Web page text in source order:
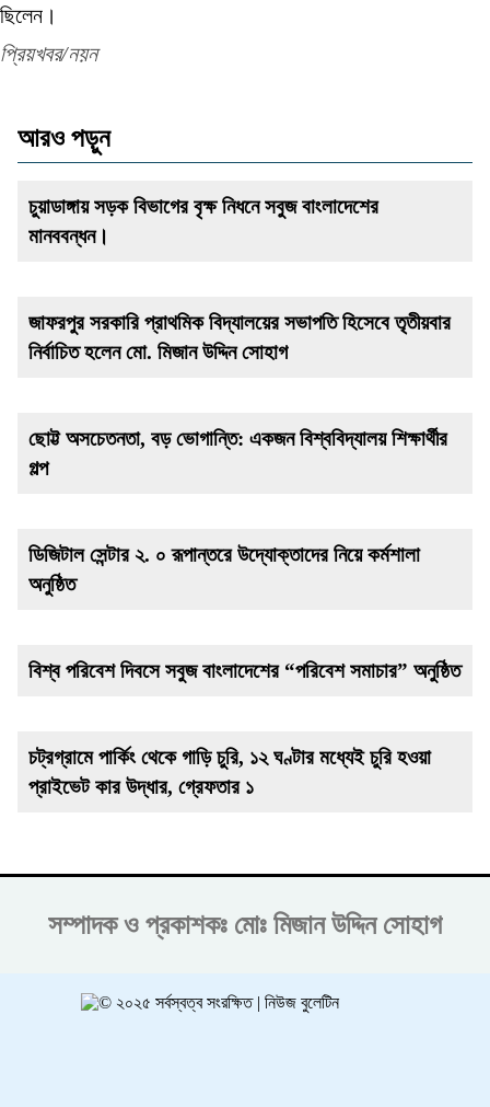
ছিলেন।
প্রিয়খবর/নয়ন
আরও পড়ুন
চুয়াডাঙ্গায় সড়ক বিভাগের বৃক্ষ নিধনে সবুজ বাংলাদেশের
মানববন্ধন।
জাফরপুর সরকারি প্রাথমিক বিদ্যালয়ের সভাপতি হিসেবে তৃতীয়বার
নির্বাচিত হলেন মো. মিজান উদ্দিন সোহাগ
ছোট্ট অসচেতনতা, বড় ভোগান্তি: একজন বিশ্ববিদ্যালয় শিক্ষার্থীর
গল্প
ডিজিটাল সেন্টার ২. ০ রূপান্তরে উদ্যোক্তাদের নিয়ে কর্মশালা
অনুষ্ঠিত
বিশ্ব পরিবেশ দিবসে সবুজ বাংলাদেশের “পরিবেশ সমাচার” অনুষ্ঠিত
চট্রগ্রামে পার্কিং থেকে গাড়ি চুরি, ১২ ঘণ্টার মধ্যেই চুরি হওয়া
প্রাইভেট কার উদ্ধার, গ্রেফতার ১
সম্পাদক ও প্রকাশকঃ মোঃ মিজান উদ্দিন সোহাগ